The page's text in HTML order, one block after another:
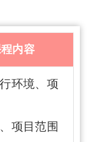
内容
环境、项
项目范围